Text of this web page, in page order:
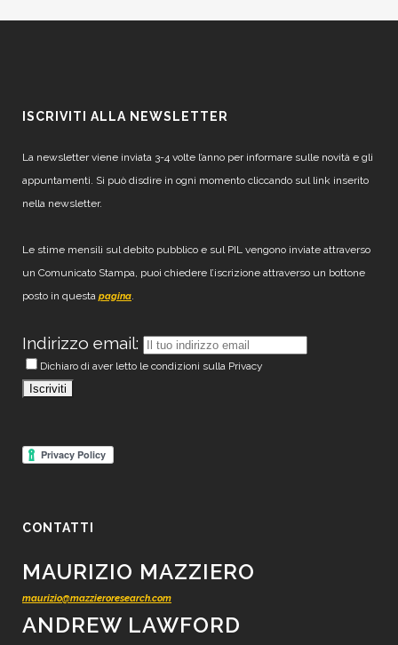
ISCRIVITI ALLA NEWSLETTER
La newsletter viene inviata 3-4 volte l’anno per informare sulle novità e gli
appuntamenti. Si può disdire in ogni momento cliccando sul link inserito
nella newsletter.
Le stime mensili sul debito pubblico e sul PIL vengono inviate attraverso
un Comunicato Stampa, puoi chiedere l’iscrizione attraverso un bottone
posto in questa pagina.
Indirizzo email:
Dichiaro di aver letto le condizioni sulla Privacy
CONTATTI
MAURIZIO MAZZIERO
maurizio@mazzieroresearch.com
ANDREW LAWFORD